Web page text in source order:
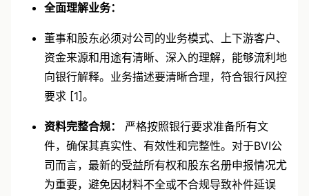
全面理解业务：
董事和股东必须对公司的业务模式、上下游客户、
资金来源和用途有清晰、深入的理解，能够流利地
向银行解释。业务描述要清晰合理，符合银行风控
要求 [1]。
资料完整合规：
严格按照银行要求准备所有文
件，确保其真实性、有效性和完整性。对于BVI公
司而言，最新的受益所有权和股东名册申报情况尤
为重要，避免因材料不全或不合规导致补件延误